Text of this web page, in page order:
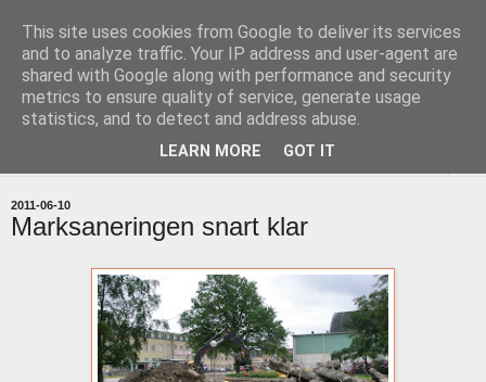
uddevallabloggen.se
med stort och smått från Uddevallas horisont
2011-06-10
Marksaneringen snart klar
This site uses cookies from Google to deliver its services
and to analyze traffic. Your IP address and user-agent are
shared with Google along with performance and security
metrics to ensure quality of service, generate usage
statistics, and to detect and address abuse.
LEARN MORE GOT IT